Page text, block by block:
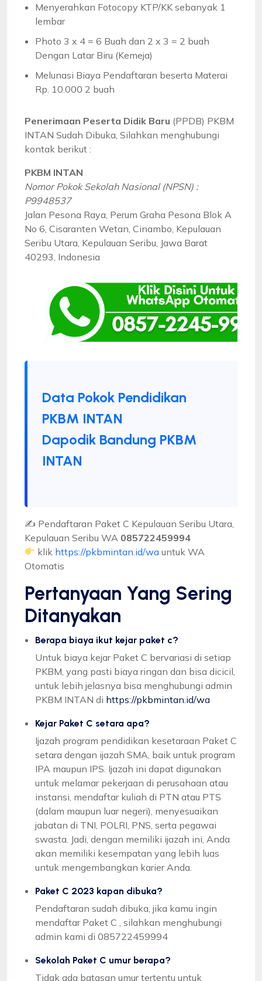
Menyerahkan Fotocopy KTP/KK sebanyak 1
lembar
Photo 3 x 4 = 6 Buah dan 2 x 3 = 2 buah
Dengan Latar Biru (Kemeja)
Melunasi Biaya Pendaftaran beserta Materai
Rp. 10.000 2 buah
Penerimaan Peserta Didik Baru (PPDB) PKBM
INTAN Sudah Dibuka, Silahkan menghubungi
kontak berikut :
PKBM INTAN
Nomor Pokok Sekolah Nasional (NPSN) :
P9948537
Jalan Pesona Raya, Perum Graha Pesona Blok A
No 6, Cisaranten Wetan, Cinambo, Kepulauan
Seribu Utara, Kepulauan Seribu, Jawa Barat
40293, Indonesia
Data Pokok Pendidikan
PKBM INTAN
Dapodik Bandung PKBM
INTAN
✍ Pendaftaran Paket C Kepulauan Seribu Utara,
Kepulauan Seribu WA 085722459994
klik https://pkbmintan.id/wa untuk WA
Otomatis
Pertanyaan Yang Sering
Ditanyakan
Berapa biaya ikut kejar paket c?
Untuk biaya kejar Paket C bervariasi di setiap
PKBM, yang pasti biaya ringan dan bisa dicicil,
untuk lebih jelasnya bisa menghubungi admin
PKBM INTAN di https://pkbmintan.id/wa
Kejar Paket C setara apa?
Ijazah program pendidikan kesetaraan Paket C
setara dengan ijazah SMA, baik untuk program
IPA maupun IPS. Ijazah ini dapat digunakan
untuk melamar pekerjaan di perusahaan atau
instansi, mendaftar kuliah di PTN atau PTS
(dalam maupun luar negeri), menyesuaikan
jabatan di TNI, POLRI, PNS, serta pegawai
swasta. Jadi, dengan memiliki ijazah ini, Anda
akan memiliki kesempatan yang lebih luas
untuk mengembangkan karier Anda.
Paket C 2023 kapan dibuka?
Pendaftaran sudah dibuka, jika kamu ingin
mendaftar Paket C , silahkan menghubungi
admin kami di 085722459994
Sekolah Paket C umur berapa?
Tidak ada batasan umur tertentu untuk